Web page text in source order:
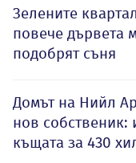
Зелените
повече дървета
подобрят съня
Домът на Нийл
нов собственик:
къщата за 430